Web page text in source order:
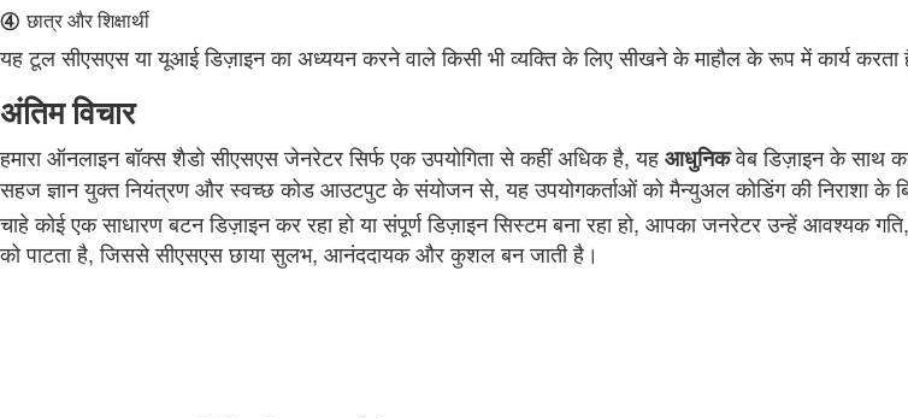
④ छात्र और शिक्षार्थी
यह टूल सीएसएस या यूआई डिज़ाइन का अध्ययन करने वाले किसी भी व्यक्ति के लिए सीखने के माहौल के रूप में कार्य करता
अंतिम विचार
हमारा ऑनलाइन बॉक्स शैडो सीएसएस जेनरेटर सिर्फ एक उपयोगिता से कहीं अधिक है, यहआधुनिकवेब डिज़ाइन के साथ
सहज ज्ञान युक्त नियंत्रण और स्वच्छ कोड आउटपुट के संयोजन से, यह उपयोगकर्ताओं को मैन्युअल कोडिंग की निराशा के
चाहे कोई एक साधारण बटन डिज़ाइन कर रहा हो या संपूर्ण डिज़ाइन सिस्टम बना रहा हो, आपका जनरेटर उन्हें आवश्यक
को पाटता है, जिससे सीएसएस छाया सुलभ, आनंददायक और कुशल बन जाती है।